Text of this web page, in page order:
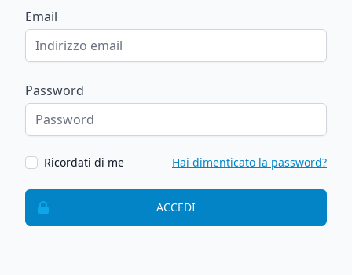
Email
Password
Ricordati di me Hai dimenticato la password?
ACCEDI